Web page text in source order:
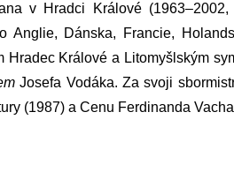
v Hradci Králové
Anglie, Dánska, Francie,
Hradec Králové a Litomyšlským
Josefa Vodáka. Za svoji
(1987) a Cenu Ferdinanda